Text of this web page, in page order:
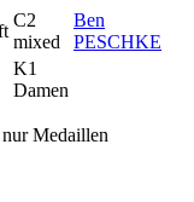
C2
mixed
Ben
PESCHKE
K1
Damen
Medaillen